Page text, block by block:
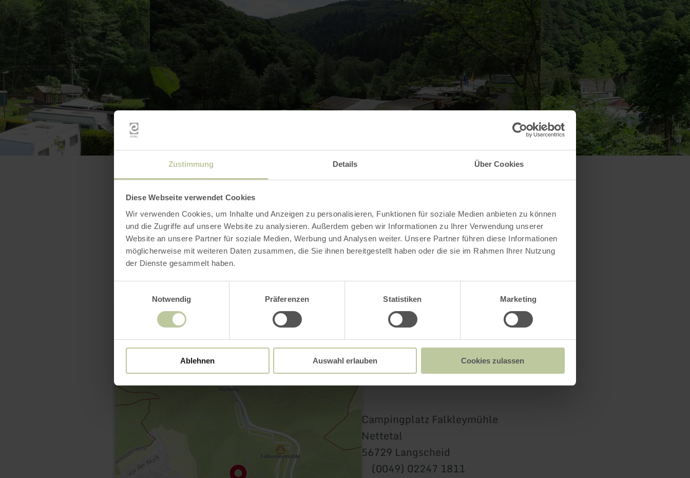
Zustimmung Details Über Cookies
Diese Webseite verwendet Cookies
Wir verwenden Cookies, um Inhalte und Anzeigen zu personalisieren, Funktionen für soziale Medien anbieten zu können
und die Zugriffe auf unsere Website zu analysieren. Außerdem geben wir Informationen zu Ihrer Verwendung unserer
Website an unsere Partner für soziale Medien, Werbung und Analysen weiter. Unsere Partner führen diese Informationen
möglicherweise mit weiteren Daten zusammen, die Sie ihnen bereitgestellt haben oder die sie im Rahmen Ihrer Nutzung
der Dienste gesammelt haben.
Notwendig
Präferenzen Statistiken Marketing
Ablehnen Auswahl erlauben Cookies zulassen
Galerij openen
Contact
Campingplatz Falkleymühle
Nettetal
56729 Langscheid
(0049) 02247 1811